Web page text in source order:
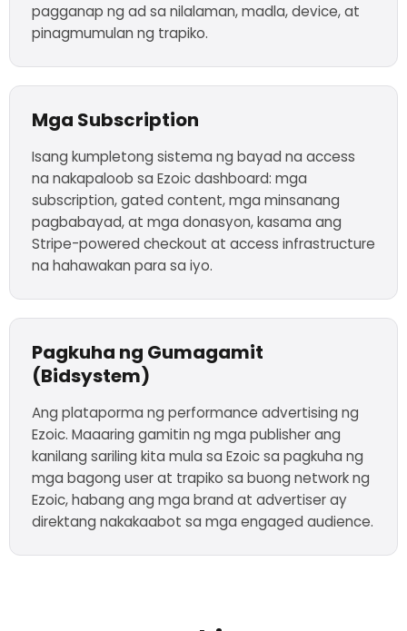
pagganap ng ad sa nilalaman, madla, device, at
pinagmumulan ng trapiko.
Mga Subscription
Isang kumpletong sistema ng bayad na access
na nakapaloob sa Ezoic dashboard: mga
subscription, gated content, mga minsanang
pagbabayad, at mga donasyon, kasama ang
Stripe-powered checkout at access infrastructure
na hahawakan para sa iyo.
Pagkuha ng Gumagamit
(Bidsystem)
Ang plataporma ng performance advertising ng
Ezoic. Maaaring gamitin ng mga publisher ang
kanilang sariling kita mula sa Ezoic sa pagkuha ng
mga bagong user at trapiko sa buong network ng
Ezoic, habang ang mga brand at advertiser ay
direktang nakakaabot sa mga engaged audience.